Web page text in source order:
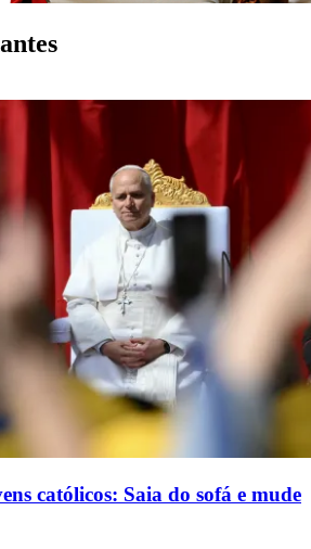
católicos: Saia do sofá e mude